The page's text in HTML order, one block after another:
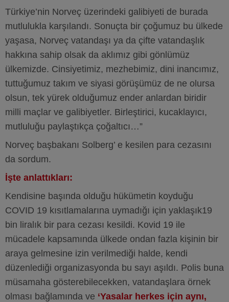
Türkiye’nin Norveç üzerindeki galibiyeti de burada
mutlulukla karşılandı. Sonuçta bir çoğumuz bu ülkede
yaşasa, Norveç vatandaşı ya da çifte vatandaşlık
hakkına sahip olsak da aklımız gibi gönlümüz
ülkemizde. Cinsiyetimiz, mezhebimiz, dini inancımız,
tuttuğumuz takım ve siyasi görüşümüz de ne olursa
olsun, tek yürek olduğumuz ender anlardan biridir
milli maçlar ve galibiyetler. Birleştirici, kucaklayıcı,
mutluluğu paylaştıkça çoğaltıcı…”
Norveç başbakanı Solberg’ e kesilen para cezasını
da sordum.
İşte anlattıkları:
Kendisine başında olduğu hükümetin koyduğu
COVID 19 kısıtlamalarına uymadığı için yaklaşık19
bin liralık bir para cezası kesildi. Kovid 19 ile
mücadele kapsamında ülkede ondan fazla kişinin bir
araya gelmesine izin verilmediği halde, kendi
düzenlediği organizasyonda bu sayı aşıldı. Polis buna
müsamaha gösterebilecekken, vatandaşlara örnek
olması bağlamında ve ‘Yasalar herkes için aynı,